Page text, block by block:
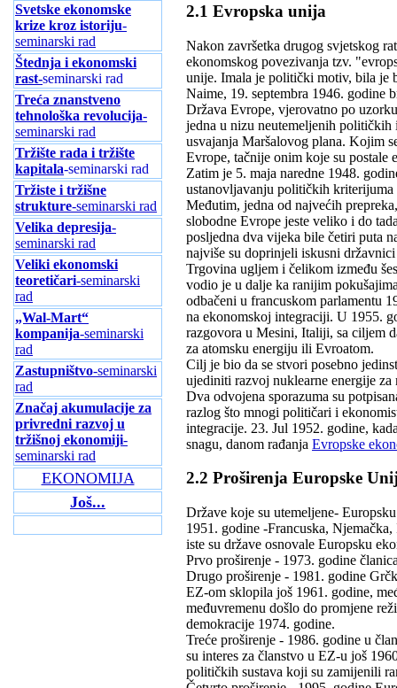
Svetske ekonomske
krize kroz istoriju-
seminarski rad
Štednja i ekonomski
rast-seminarski rad
Treća znanstveno
tehnološka revolucija-
seminarski rad
Tržište rada i tržište
kapitala-seminarski rad
Tržiste i tržišne
strukture-seminarski rad
Velika depresija-
seminarski rad
Veliki ekonomski
teoretičari-seminarski
rad
„Wal-Mart“
kompanija-seminarski
rad
Zastupništvo-seminarski
rad
Značaj akumulacije za
privredni razvoj u
tržišnoj ekonomiji-
seminarski rad
EKONOMIJA
Još...
2.1 Evropska unija
Nakon završetka drugog svjetskog
ekonomskog povezivanja tzv.
unije. Imala je politički motiv, bila je
Naime, 19. septembra 1946.
Država Evrope, vjerovatno po
jedna u nizu neutemeljenih
usvajanja Maršalovog plana. Kojim
Evrope, tačnije onim koje su postale
Zatim je 5. maja naredne 1948.
ustanovljavanju političkih
Međutim, jedna od najvećih
slobodne Evrope jeste veliko i do
posljedna dva vijeka bile četiri puta
najviše su doprinjeli iskusni
Trgovina ugljem i čelikom između
vodio je u dalje ka ranijim
odbačeni u francuskom parlamentu
na ekonomskoj integraciji. U 1955.
razgovora u Mesini, Italiji, sa ciljem
za atomsku energiju ili Evroatom.
Cilj je bio da se stvori posebno
ujediniti razvoj nuklearne energije
Dva odvojena sporazuma su
razlog što mnogi političari i
integracije. 23. Jul 1952. godine,
snagu, danom rađanja Evropske
2.2 Proširenja Europske
Države koje su utemeljene-
1951. godine -Francuska,
iste su države osnovale Europsku
Prvo proširenje - 1973. godine
Drugo proširenje - 1981. godine
EZ-om sklopila još 1961. godine,
međuvremenu došlo do promjene
demokracije 1974. godine.
Treće proširenje - 1986. godine u
su interes za članstvo u EZ-u još
političkih sustava koji su zamijenili